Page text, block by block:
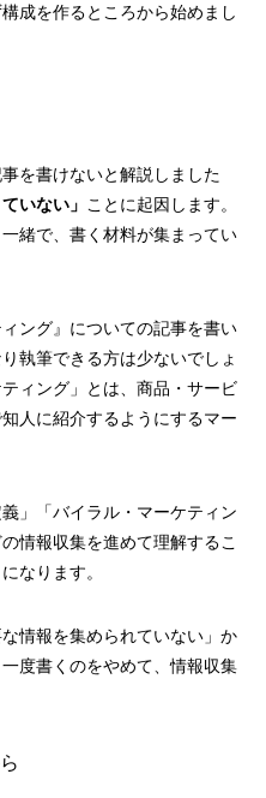
成を作るところから始めまし
を書けないと解説しました
いない」 ことに起因します。
緒で、書く材料が集まってい
ング』についての記事を書い
執筆できる方は少ないでしょ
ィング」とは、商品・サービ
人に紹介するようにするマー
」「バイラル・マーケティン
情報収集を進めて理解するこ
なります。
情報を集められていない」か
度書くのをやめて、情報収集